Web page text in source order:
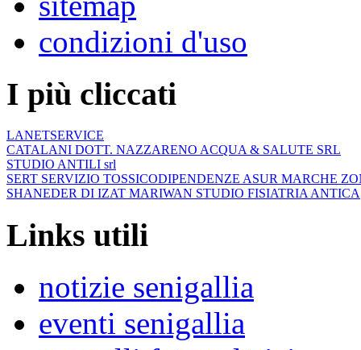
condizioni d'uso
I più cliccati
LANETSERVICE
CATALANI DOTT. NAZZARENO ACQUA & SALUTE SRL
STUDIO ANTILI srl
SERT SERVIZIO TOSSICODIPENDENZE ASUR MARCHE
SHANEDER DI IZAT MARIWAN STUDIO FISIATRIA ANTICA
Links utili
notizie senigallia
eventi senigallia